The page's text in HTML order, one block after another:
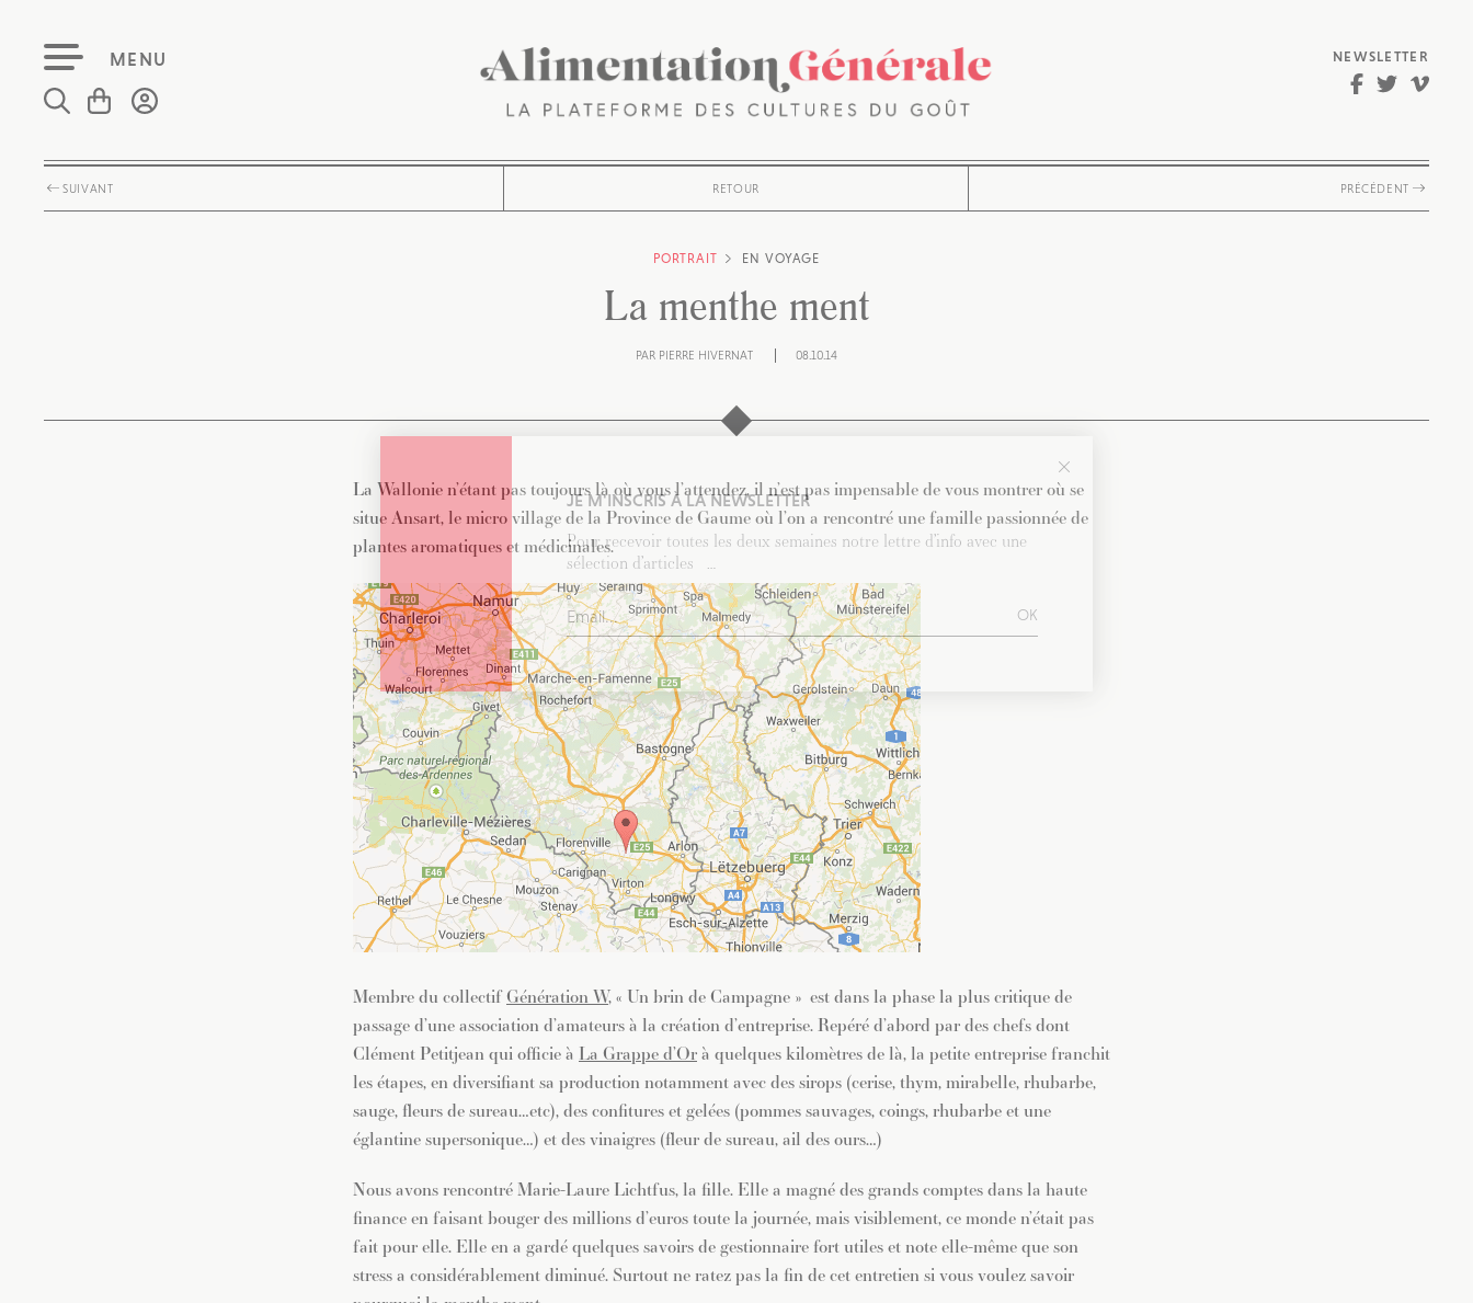
MENU NEWSLETTER
SUIVANT RETOUR PRÉCÉDENT
PORTRAIT EN VOYAGE
La menthe ment
PAR PIERRE HIVERNAT 08.10.14
La Wallonie n’étant pas toujours là où vous l’attendez, il n’est pas impensable de vous montrer où se
situe Ansart, le micro village de la Province de Gaume où l’on a rencontré une famille passionnée de
plantes aromatiques et médicinales.
Membre du collectifGénération W, « Un brin de Campagne » est dans la phase la plus critique de
passage d’une association d’amateurs à la création d’entreprise. Repéré d’abord par des chefs dont
Clément Petitjean qui officie à La Grappe d’Orà quelques kilomètres de là, la petite entreprise franchit
les étapes, en diversifiant sa production notamment avec des sirops (cerise, thym, mirabelle, rhubarbe,
sauge, fleurs de sureau…etc), des confitures et gelées (pommes sauvages, coings, rhubarbe et une
églantine supersonique…) et des vinaigres (fleur de sureau, ail des ours…)
Nous avons rencontré Marie-Laure Lichtfus, la fille. Elle a magné des grands comptes dans la haute
finance en faisant bouger des millions d’euros toute la journée, mais visiblement, ce monde n’était pas
fait pour elle. Elle en a gardé quelques savoirs de gestionnaire fort utiles et note elle-même que son
stress a considérablement diminué. Surtout ne ratez pas la fin de cet entretien si vous voulez savoir
JE M'INSCRIS À LA NEWSLETTER
Pour recevoir toutes les deux semaines notre lettre d’info avec une
sélection d’articles …